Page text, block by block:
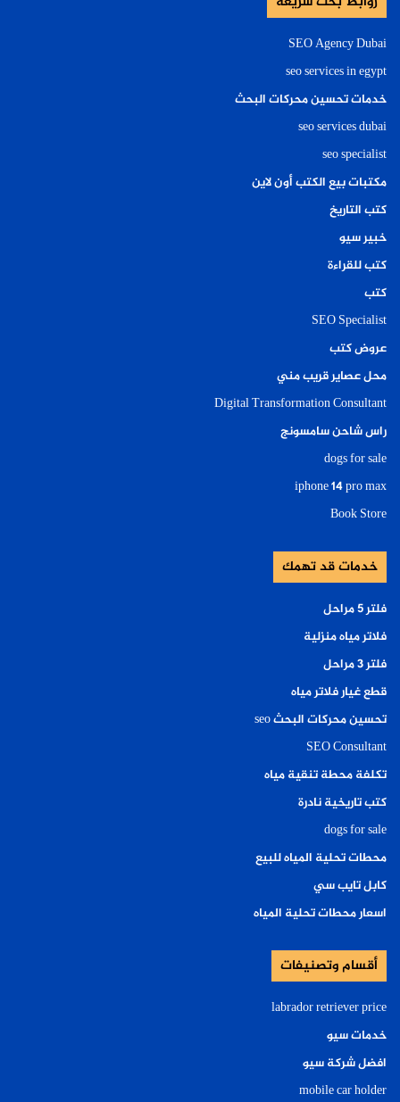
SEO Agency Dubai
seo services in egypt
خدمات تحسين محركات البحث
seo services dubai
seo specialist
مكتبات بيع الكتب أون لاين
كتب التاريخ
خبير سيو
كتب للقراءة
كتب
SEO Specialist
عروض كتب
محل عصاير قريب مني
Digital Transformation Consultant
راس شاحن سامسونج
dogs for sale
iphone 14 pro max
Book Store
خدمات قد تهمك
فلتر ٥ مراحل
فلاتر مياه منزلية
فلتر ٣ مراحل
قطع غيار فلاتر مياه
تحسين محركات البحث seo
SEO Consultant
تكلفة محطة تنقية مياه
كتب تاريخية نادرة
dogs for sale
محطات تحلية المياه للبيع
كابل تايب سي
اسعار محطات تحلية المياه
أقسام وتصنيفات
labrador retriever price
خدمات سيو
افضل شركة سيو
mobile car holder